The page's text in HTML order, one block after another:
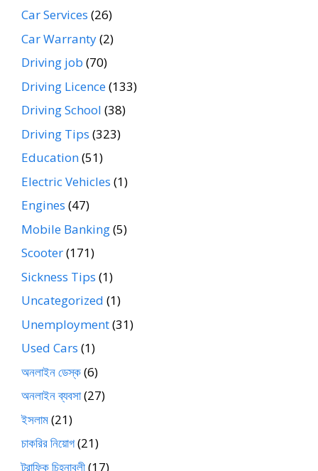
Car Services (26)
Car Warranty(2)
Driving job (70)
Driving Licence(133)
Driving School (38)
Driving Tips (323)
Education(51)
Electric Vehicles (1)
Engines (47)
Mobile Banking(5)
Scooter(171)
Sickness Tips (1)
Uncategorized (1)
Unemployment(31)
Used Cars (1)
অনলাইন ডেস্ক(6)
অনলাইন ব্যবসা(27)
ইসলাম(21)
চাকরির নিয়োগ(21)
ট্রাফিক চিহ্নাবলী(17)